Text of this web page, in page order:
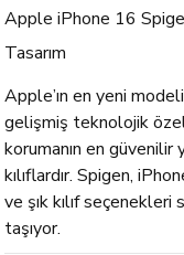
Apple iPhone 16
Tasarım
Apple’ın en yeni
gelişmiş teknolojik
korumanın en güvenilir
kılıflardır. Spigen,
ve şık kılıf seçenekleri
taşıyor.